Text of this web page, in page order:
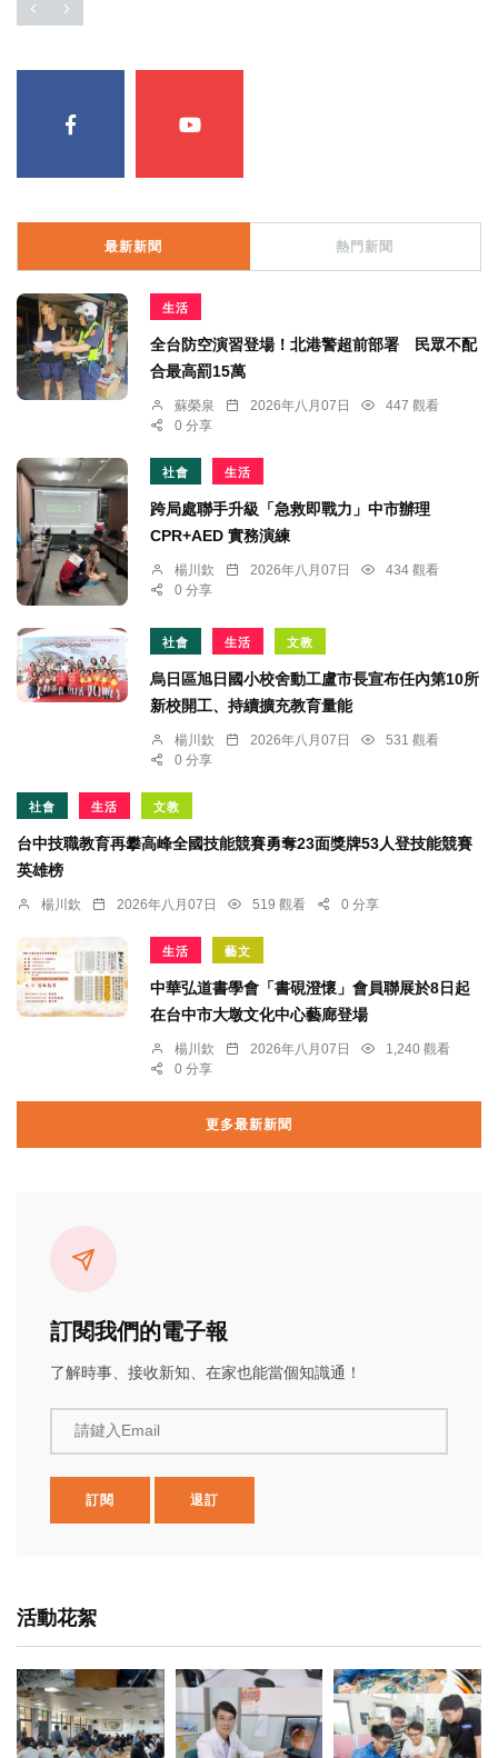
最新新聞 熱門新聞
生活
全台防空演習登場！北港警超前部署 民眾不配
合最高罰15萬
蘇榮泉 2026年八月07日
447 觀看
0 分享
社會 生活
跨局處聯手升級「急救即戰力」中市辦理
CPR+AED 實務演練
楊川欽 2026年八月07日
434 觀看
0 分享
社會 生活 文教
烏日區旭日國小校舍動工盧市長宣布任內第10所
新校開工、持續擴充教育量能
楊川欽 2026年八月07日
531 觀看
0 分享
社會 生活 文教
台中技職教育再攀高峰全國技能競賽勇奪23面獎牌53人登技能競賽
英雄榜
楊川欽 2026年八月07日 519 觀看 0 分享
生活 藝文
中華弘道書學會「書硯澄懷」會員聯展於8日起
在台中市大墩文化中心藝廊登場
楊川欽 2026年八月07日
1,240 觀看
0 分享
更多最新新聞
訂閱我們的電子報
了解時事、接收新知、在家也能當個知識通！
請鍵入Email
訂閱 退訂
活動花絮